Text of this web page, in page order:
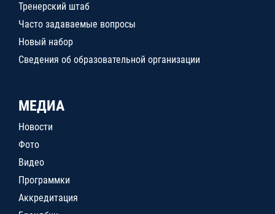
Тренерский штаб
Часто задаваемые вопросы
Новый набор
Сведения об образовательной организации
МЕДИА
Новости
Фото
Видео
Программки
Аккредитация